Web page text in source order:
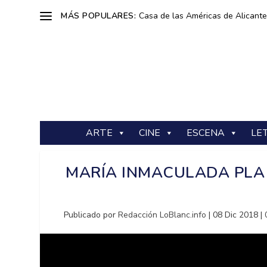
MÁS POPULARES: Casa de las Américas de
ARTE CINE ESCENA
MARÍA INMACULADA PLA
Publicado porRedacción LoBlanc.info |08 Dic 2018 |